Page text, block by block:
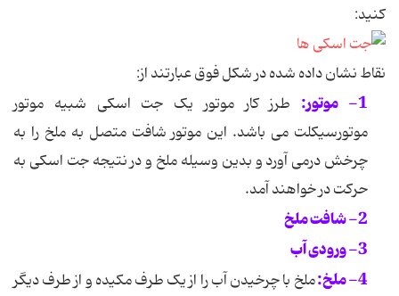
کنید:
نقاط نشان داده شده در شکل فوق عبارتند از:
1- موتور:
طرز کار موتور یک جت اسکی شبیه موتور
موتورسیکلت می باشد. این موتور شافت متصل به ملخ را به
چرخش درمی آورد و بدین وسیله ملخ و در نتیجه جت اسکی به
حرکت در خواهند آمد.
2- شافت ملخ
3- ورودی آب
4- ملخ:
ملخ با چرخیدن آب را از یک طرف مکیده و از طرف دیگر